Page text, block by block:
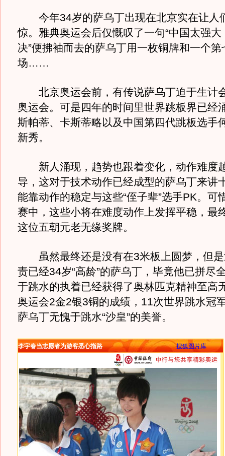
今年34岁的萨乌丁出现在北京实在让人
惊。雅典奥运会后仅慨叹了一句“中国太强大
决”便拂袖而去的萨乌丁用一枚铜牌和一个第
场……
北京奥运会前，有传说萨乌丁迫于生计
奥运会。可是四年的时间里世界跳板界已经
斯帕蒂、卡斯蒂略以及中国第四代跳板选手
新秀。
新人涌现，趋势也跟着变化，动作难度
导，这对于技术动作已经成型的萨乌丁来讲
能靠动作的稳定与这些“侄子辈”选手PK。可
赛中，这些小将在难度动作上发挥平稳，最
这位五朝元老无缘奖牌。
虽然最终还是没有在3米板上圆梦，但是
责已经34岁“高龄”的萨乌丁，毕竟他已拼尽
于跳水的执着已经获得了奥林匹克精神至高
奥运会2金2银3铜的成绩，11次世界跳水冠
萨乌丁无愧于跳水“沙皇”的美誉。
李宇春当志愿者为游客悉心指路 搜狐图片库